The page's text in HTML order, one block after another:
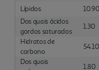
Lípidos
10.90
Dos quais ácidos
gordos saturados
1.30
Hidratos de
carbono
54.10
Dos quais
1.80